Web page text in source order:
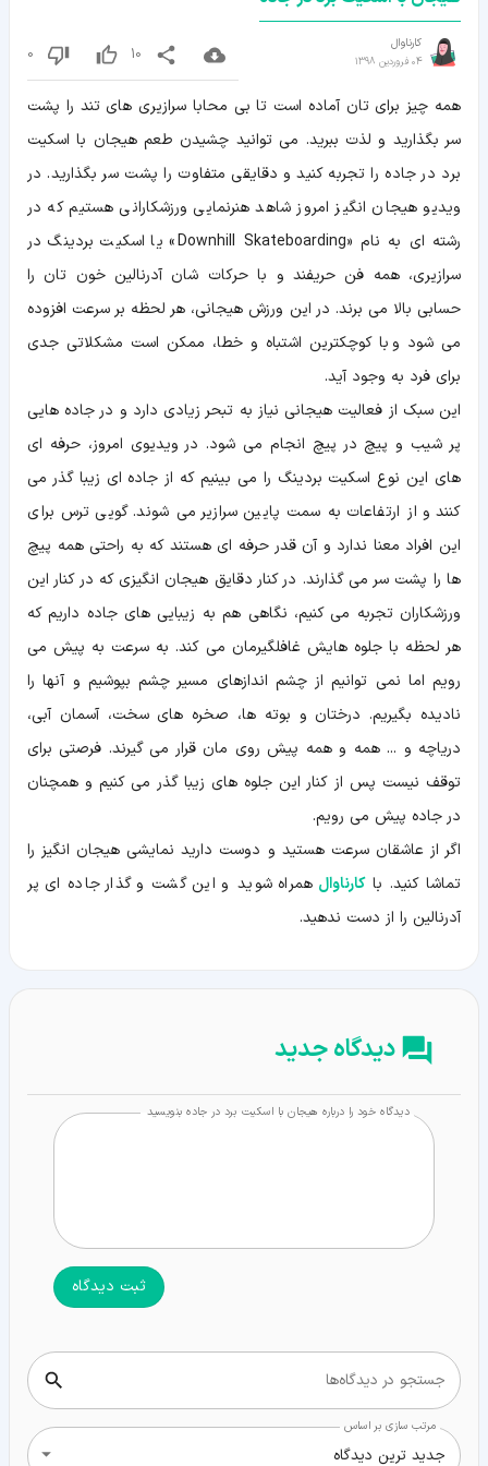
کارناوال
04 فروردین 1398 10
0
همه چیز برای تان آماده است تا بی محابا سرازیری های تند را پشت
سر بگذارید و لذت ببرید. می توانید چشیدن طعم هیجان با اسکیت
برد در جاده را تجربه کنید و دقایقی متفاوت را پشت سر بگذارید. در
ویدیو هیجان انگیز امروز شاهد هنرنمایی ورزشکارانی هستیم که در
رشته ای به نام «Downhill Skateboarding» یا اسکیت بردینگ در
سرازیری، همه فن حریفند و با حرکات شان آدرنالین خون تان را
حسابی بالا می برند. در این ورزش هیجانی، هر لحظه بر سرعت افزوده
می شود و با کوچکترین اشتباه و خطا، ممکن است مشکلاتی جدی
برای فرد به وجود آید.
این سبک از فعالیت هیجانی نیاز به تبحر زیادی دارد و در جاده هایی
پر شیب و پیچ در پیچ انجام می شود. در ویدیوی امروز، حرفه ای
های این نوع اسکیت بردینگ را می بینیم که از جاده ای زیبا گذر می
کنند و از ارتفاعات به سمت پایین سرازیر می شوند. گویی ترس برای
این افراد معنا ندارد و آن قدر حرفه ای هستند که به راحتی همه پیچ
ها را پشت سر می گذارند. در کنار دقایق هیجان انگیزی که در کنار این
ورزشکاران تجربه می کنیم، نگاهی هم به زیبایی های جاده داریم که
هر لحظه با جلوه هایش غافلگیرمان می کند. به سرعت به پیش می
رویم اما نمی توانیم از چشم اندازهای مسیر چشم بپوشیم و آنها را
نادیده بگیریم. درختان و بوته ها، صخره های سخت، آسمان آبی،
دریاچه و ... همه و همه پیش روی مان قرار می گیرند. فرصتی برای
توقف نیست پس از کنار این جلوه های زیبا گذر می کنیم و همچنان
در جاده پیش می رویم.
اگر از عاشقان سرعت هستید و دوست دارید نمایشی هیجان انگیز را
تماشا کنید. باکارناوال همراه شوید و این گشت و گذار جاده ای پر
آدرنالین را از دست ندهید.
دیدگاه جدید
دیدگاه خود را درباره هیجان با اسکیت برد در جاده بنویسید
ثبت دیدگاه
جستجو در دیدگاه‌ها
مرتب سازی بر اساس
جدید ترین دیدگاه